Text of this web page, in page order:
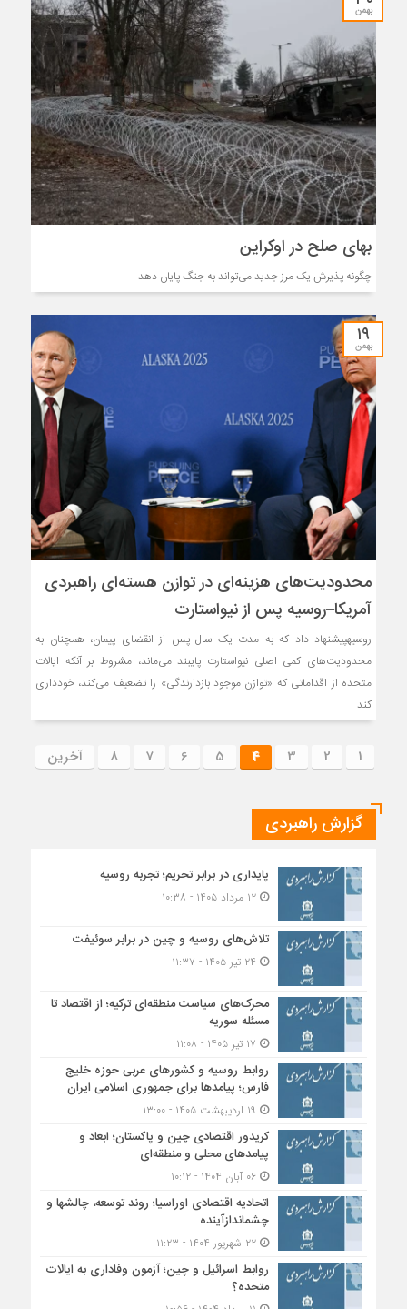
بهمن
بهای صلح در اوکراین
چگونه پذیرش یک مرز جدید می‌تواند به جنگ پایان دهد
۱۹
بهمن
محدودیت‌های هزینه‌ای در توازن هسته‌ای راهبردی
آمریکا–روسیه پس از نیواستارت
روسیهپیشنهاد داد که به مدت یک سال پس از انقضای پیمان، همچنان به
محدودیت‌های کمی اصلی نیواستارت پایبند می‌ماند، مشروط بر آنکه ایالات
متحده از اقداماتی که «توازن موجود بازدارندگی» را تضعیف می‌کند، خودداری
کند
1
2
3
4
5
6
7
8 آخرین
گزارش راهبردی
پایداری در برابر تحریم؛ تجربه روسیه
۱۲ مرداد ۱۴۰۵ - ۱۰:۳۸
تلاش‌های روسیه و چین در برابر سوئیفت
محرک‌های سیاست منطقه‌‎ای ترکیه؛ از اقتصاد تا
مسئله سوریه
روابط روسیه و کشورهای عربی حوزه خلیج
فارس؛ پیامدها برای جمهوری اسلامی ایران
کریدور اقتصادی چین و پاکستان؛ ابعاد و
پیامدهای محلی و منطقه‌ای
۰۶ آبان ۱۴۰۴ - ۱۰:۱۲
اتحادیه اقتصادی اوراسیا؛ روند توسعه، چالشها و
چشماندازآینده
۲۲ شهریور ۱۴۰۴ - ۱۱:۲۳
روابط اسرائیل و چین؛ آزمون وفاداری به ایالات
متحده؟